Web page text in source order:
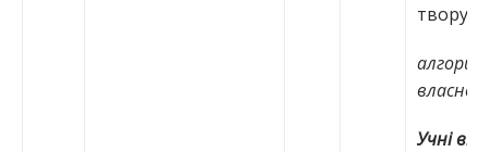
твору;
власної
Учні